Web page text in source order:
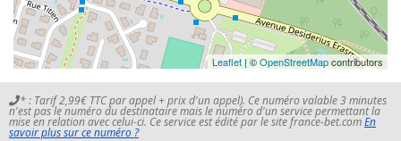
Leaflet| ©OpenStreetMapcontributors
* : Tarif 2,99€ TTC par appel + prix d'un appel). Ce numéro valable 3 minutes
n'est pas le numéro du destinataire mais le numéro d'un service permettant la
mise en relation avec celui-ci. Ce service est édité par le site france-bet.comEn
savoir plus sur ce numéro ?